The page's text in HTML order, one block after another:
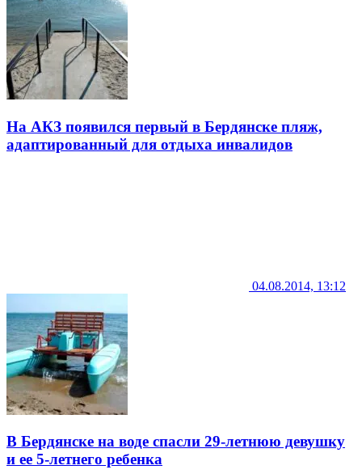
На АКЗ появился первый в Бердянске пляж,
адаптированный для отдыха инвалидов
04.08.2014, 13:12
В Бердянске на воде спасли 29-летнюю девушку
и ее 5-летнего ребенка